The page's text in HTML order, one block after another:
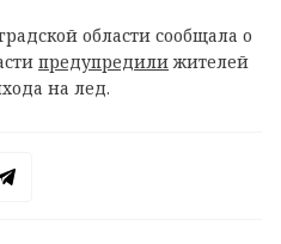
области сообщала о
предупредилижителей
на лед.